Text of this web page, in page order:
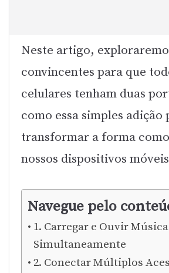
Neste artigo,
convincentes para que
celulares tenham duas
como essa simples adição
transformar a forma
nossos dispositivos
Navegue pelo
1. Carregar e Ouvir Música
Simultaneamente
2. Conectar Múltiplos